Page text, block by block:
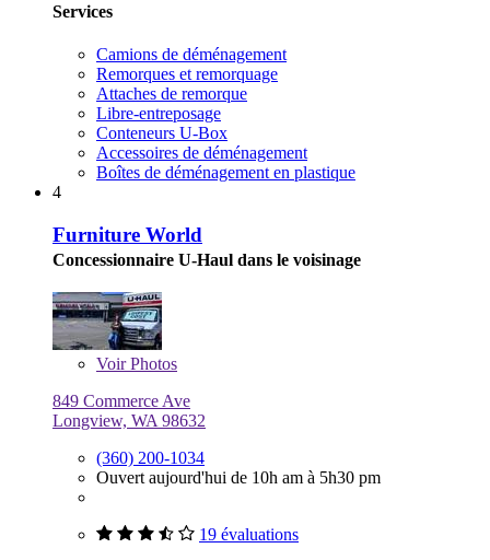
Services
Camions de déménagement
Remorques et remorquage
Attaches de remorque
Libre-entreposage
Conteneurs U-Box
Accessoires de déménagement
Boîtes de déménagement en plastique
4
Furniture World
Concessionnaire U-Haul dans le voisinage
VoirPhotos
849 Commerce Ave
Longview, WA 98632
(360) 200-1034
Ouvert aujourd'hui de 10h am à 5h30 pm
19 évaluations